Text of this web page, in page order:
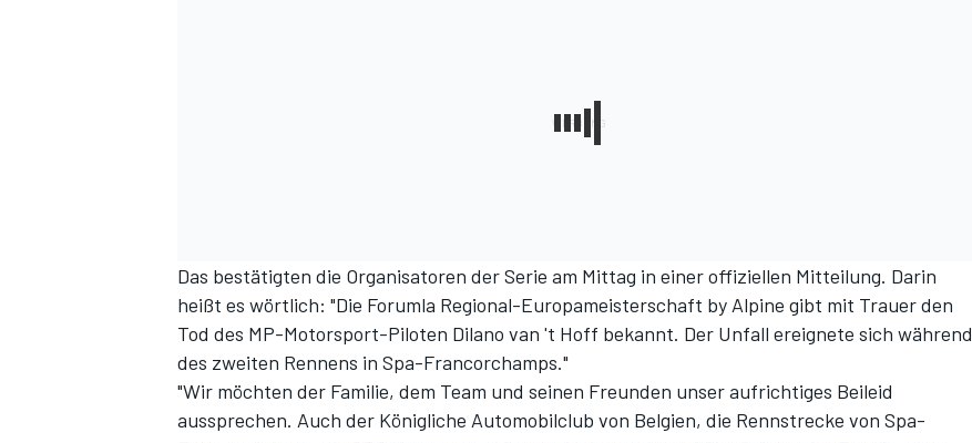
Das bestätigten die Organisatoren der Serie am Mittag in einer offiziellen Mitteilung. Darin
heißt es wörtlich: "Die Forumla Regional-Europameisterschaft by Alpine gibt mit Trauer den
Tod des MP-Motorsport-Piloten Dilano van 't Hoff bekannt. Der Unfall ereignete sich während
des zweiten Rennens in Spa-Francorchamps."
"Wir möchten der Familie, dem Team und seinen Freunden unser aufrichtiges Beileid
aussprechen. Auch der Königliche Automobilclub von Belgien, die Rennstrecke von Spa-